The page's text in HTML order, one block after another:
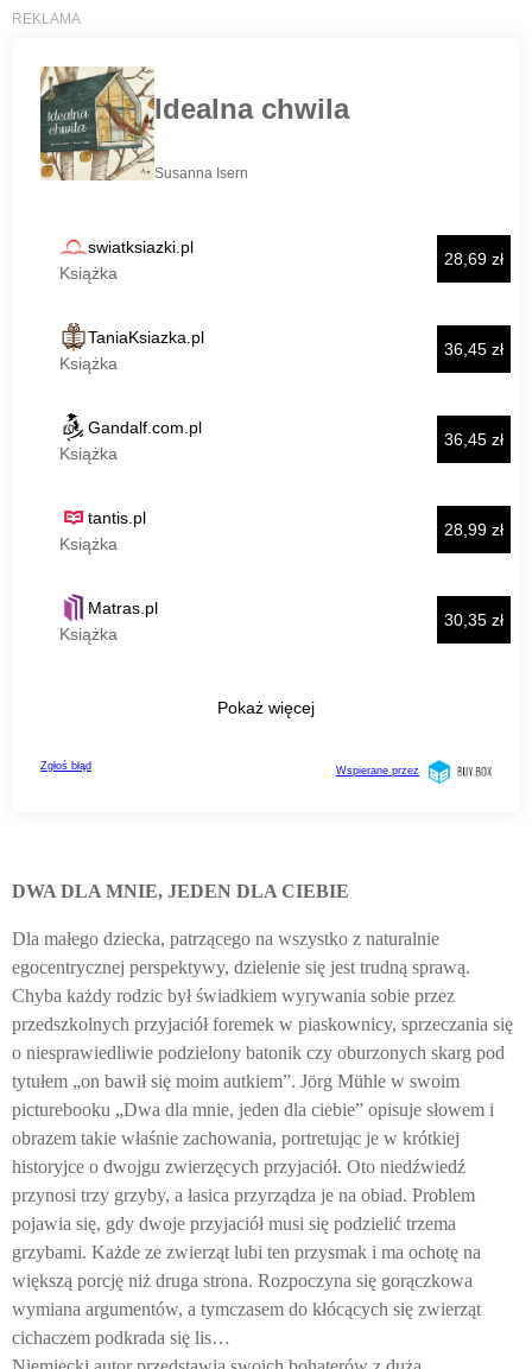
DWA DLA MNIE, JEDEN DLA CIEBIE
Dla małego dziecka, patrzącego na wszystko z naturalnie
egocentrycznej perspektywy, dzielenie się jest trudną sprawą.
Chyba każdy rodzic był świadkiem wyrywania sobie przez
przedszkolnych przyjaciół foremek w piaskownicy, sprzeczania się
o niesprawiedliwie podzielony batonik czy oburzonych skarg pod
tytułem „on bawił się moim autkiem”. Jörg Mühle w swoim
picturebooku „Dwa dla mnie, jeden dla ciebie” opisuje słowem i
obrazem takie właśnie zachowania, portretując je w krótkiej
historyjce o dwojgu zwierzęcych przyjaciół. Oto niedźwiedź
przynosi trzy grzyby, a łasica przyrządza je na obiad. Problem
pojawia się, gdy dwoje przyjaciół musi się podzielić trzema
grzybami. Każde ze zwierząt lubi ten przysmak i ma ochotę na
większą porcję niż druga strona. Rozpoczyna się gorączkowa
wymiana argumentów, a tymczasem do kłócących się zwierząt
cichaczem podkrada się lis…